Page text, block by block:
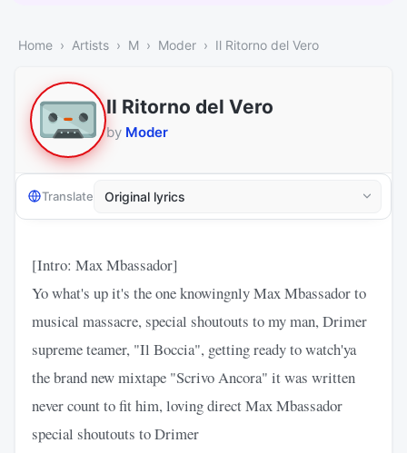
Home Artists M Moder Il Ritorno del Vero
Il Ritorno del Vero
by Moder
Translate
[Intro: Max Mbassador]
Yo what's up it's the one knowingnly Max Mbassador to
musical massacre, special shoutouts to my man, Drimer
supreme teamer, "Il Boccia", getting ready to watch'ya
the brand new mixtape "Scrivo Ancora" it was written
never count to fit him, loving direct Max Mbassador
special shoutouts to Drimer